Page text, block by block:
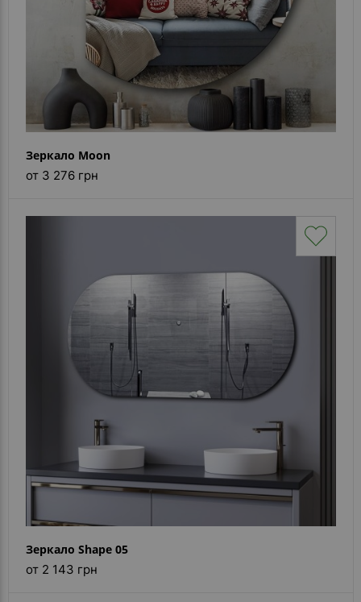
Зеркало Moon
от 3 276 грн
Зеркало Shape 05
от 2 143 грн